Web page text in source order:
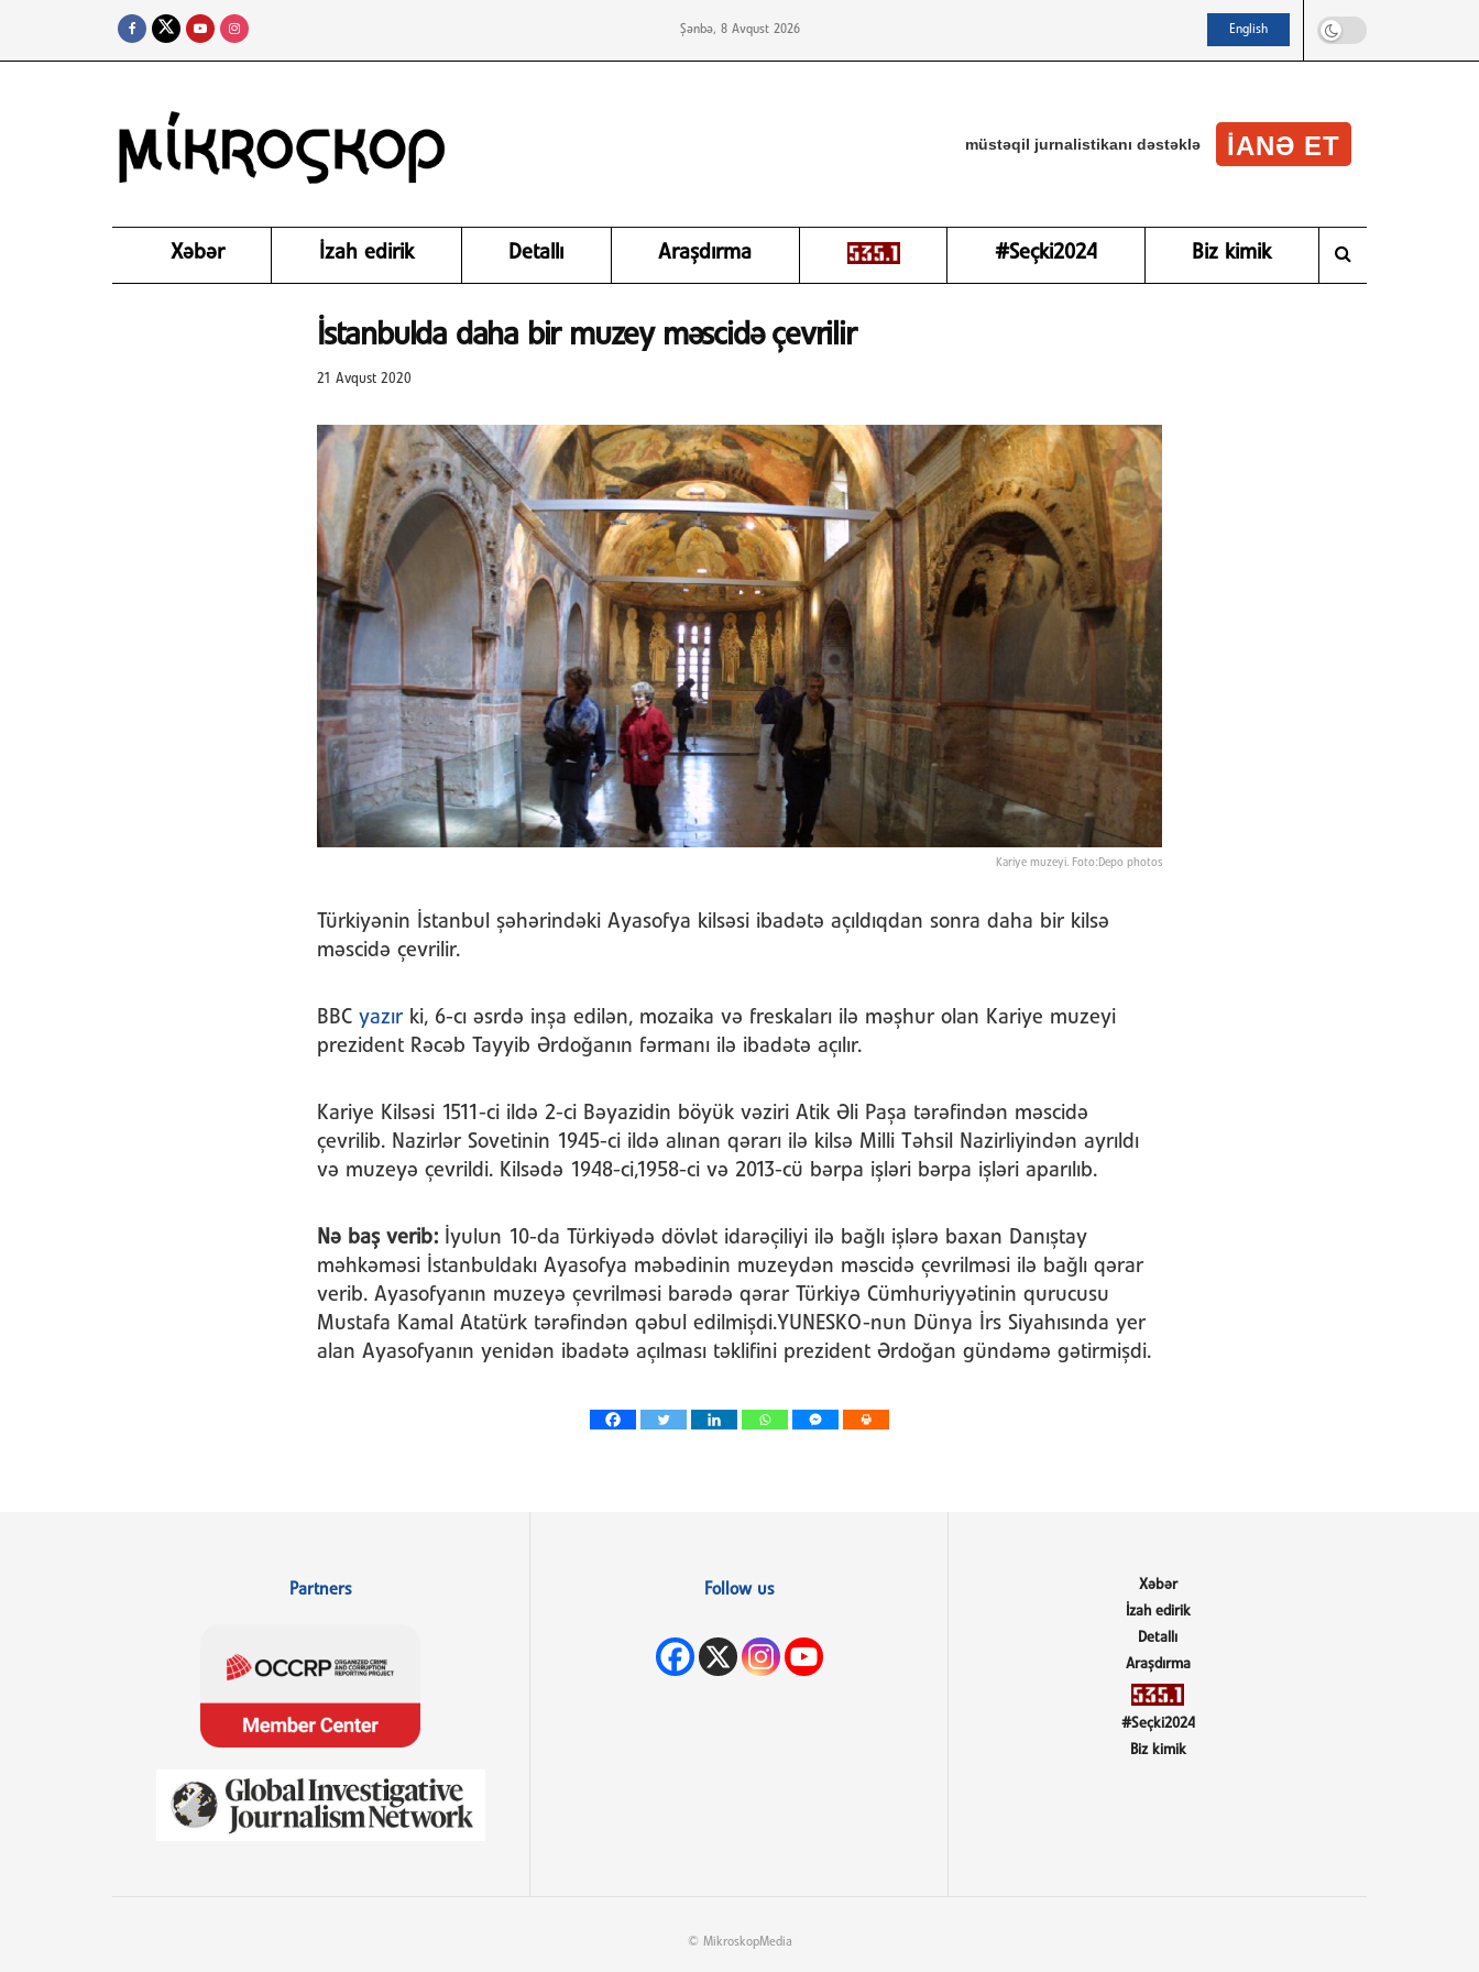
Şənbə, 8 Avqust 2026 English
müstəqil jurnalistikanı dəstəklə IANƏ ET
Xəbər İzah edirik Detallı Araşdırma #Seçki2024 Biz kimik
İstanbulda daha bir muzey məscidə çevrilir
21 Avqust 2020
Kariye muzeyi. Foto:Depo photos
Türkiyənin İstanbul şəhərindəki Ayasofya kilsəsi ibadətə açıldıqdan sonra daha bir kilsə
məscidə çevrilir.
BBC yazır ki, 6-cı əsrdə inşa edilən, mozaika və freskaları ilə məşhur olan Kariye muzeyi
prezident Rəcəb Tayyib Ərdoğanın fərmanı ilə ibadətə açılır.
Kariye Kilsəsi 1511-ci ildə 2-ci Bəyazidin böyük vəziri Atik Əli Paşa tərəfindən məscidə
çevrilib. Nazirlər Sovetinin 1945-ci ildə alınan qərarı ilə kilsə Milli Təhsil Nazirliyindən ayrıldı
və muzeyə çevrildi. Kilsədə 1948-ci,1958-ci və 2013-cü bərpa işləri bərpa işləri aparılıb.
Nə baş verib:
İyulun 10-da Türkiyədə dövlət idarəçiliyi ilə bağlı işlərə baxan Danıştay
məhkəməsi İstanbuldakı Ayasofya məbədinin muzeydən məscidə çevrilməsi ilə bağlı qərar
verib. Ayasofyanın muzeyə çevrilməsi barədə qərar Türkiyə Cümhuriyyətinin qurucusu
Mustafa Kamal Atatürk tərəfindən qəbul edilmişdi.YUNESKO-nun Dünya İrs Siyahısında yer
alan Ayasofyanın yenidən ibadətə açılması təklifini prezident Ərdoğan gündəmə gətirmişdi.
Partners Follow us
Xəbər
İzah edirik
Detallı
Araşdırma
#Seçki2024
Biz kimik
© MikroskopMedia